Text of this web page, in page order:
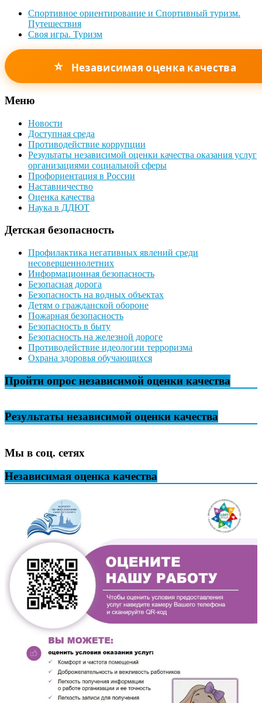
Спортивное ориентирование и Спортивный туризм.
Путешествия
Своя игра. Туризм
⭐ Независимая оценка качества
Меню
Новости
Доступная среда
Противодействие коррупции
Результаты независимой оценки качества оказания услуг
организациями социальной сферы
Профориентация в России
Наставничество
Оценка качества
Наука в ДДЮТ
Детская безопасность
Профилактика негативных явлений среди
несовершеннолетних
Информационная безопасность
Безопасная дорога
Безопасность на водных объектах
Детям о гражданской обороне
Пожарная безопасность
Безопасность в быту
Безопасность на железной дороге
Противодействие идеологии терроризма
Охрана здоровья обучающихся
Пройти опрос независимой оценки качества
Результаты независимой оценки качества
Мы в соц. сетях
Независимая оценка качества